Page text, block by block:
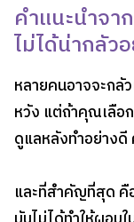
คำแนะนำจ
ไม่ได้น่ากลัว
หลายคนอาจจะกลั
หวัง แต่ถ้าคุณเลือ
ดูแลหลังทำอย่างดี
และที่สำคัญที่สุด คื